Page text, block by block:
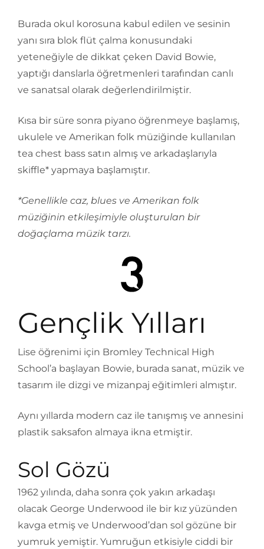
Burada okul korosuna kabul edilen ve sesinin
yanı sıra blok flüt çalma konusundaki
yeteneğiyle de dikkat çeken David Bowie,
yaptığı danslarla öğretmenleri tarafından canlı
ve sanatsal olarak değerlendirilmiştir.
Kısa bir süre sonra piyano öğrenmeye başlamış,
ukulele ve Amerikan folk müziğinde kullanılan
tea chest bass satın almış ve arkadaşlarıyla
skiffle* yapmaya başlamıştır.
*Genellikle caz, blues ve Amerikan folk
müziğinin etkileşimiyle oluşturulan bir
doğaçlama müzik tarzı.
Gençlik Yılları
Lise öğrenimi için Bromley Technical High
School’a başlayan Bowie, burada sanat, müzik ve
tasarım ile dizgi ve mizanpaj eğitimleri almıştır.
Aynı yıllarda modern caz ile tanışmış ve annesini
plastik saksafon almaya ikna etmiştir.
Sol Gözü
1962 yılında, daha sonra çok yakın arkadaşı
olacak George Underwood ile bir kız yüzünden
kavga etmiş ve Underwood’dan sol gözüne bir
yumruk yemiştir. Yumruğun etkisiyle ciddi bir